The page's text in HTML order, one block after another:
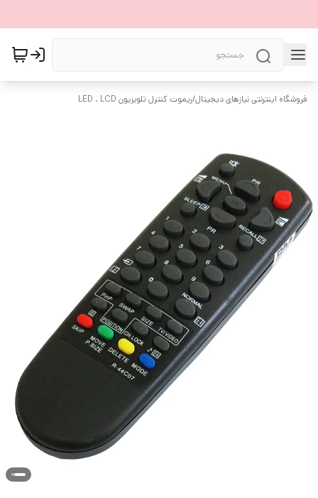
فروشگاه اینترنتی نیازهای دیجیتال/ریموت کنترل تلویزیون LED . LCD